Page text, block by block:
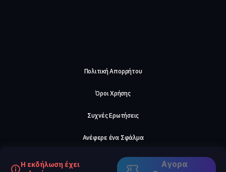
Η εκδήλωση έχει
Αγορα
Πολιτική Απορρήτου
Όροι Χρήσης
Συχνές Ερωτήσεις
Ανέφερε ένα Σφάλμα
Σχετικά με μας